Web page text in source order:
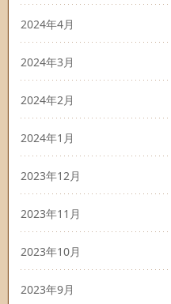
2024年4月
2024年3月
2024年2月
2024年1月
2023年12月
2023年11月
2023年10月
2023年9月